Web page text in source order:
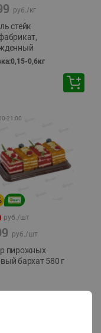
руб./кг
стейк
0,6кг
-21:00
руб./шт
руб./шт
пирожных
бархат 580 г